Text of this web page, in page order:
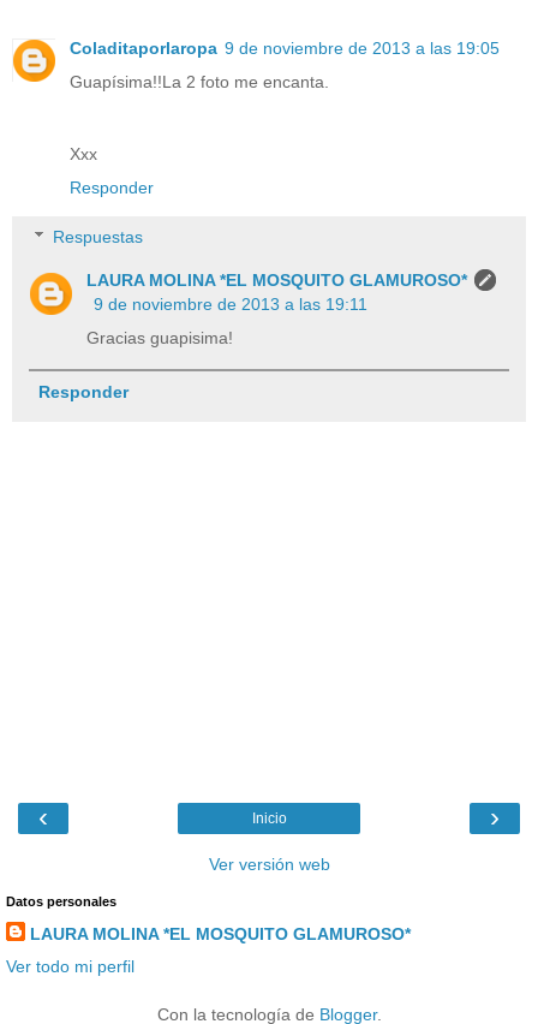
Coladitaporlaropa 9 de noviembre de 2013 a las 19:05
Guapísima!!La 2 foto me encanta.
Xxx
Responder
Respuestas
LAURA MOLINA *EL MOSQUITO GLAMUROSO*
9 de noviembre de 2013 a las 19:11
Gracias guapisima!
Responder
‹ ›
Inicio
Ver versión web
Datos personales
LAURA MOLINA *EL MOSQUITO GLAMUROSO*
Ver todo mi perfil
Con la tecnología de Blogger.